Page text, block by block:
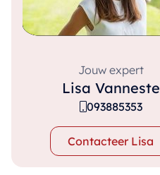
Jouw expert
Lisa Vanneste
093885353
Contacteer Lisa